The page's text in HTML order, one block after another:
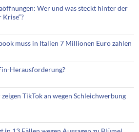
Wer und was steckt hinter der
muss in Italien 7 Millionen Euro zahlen
Herausforderung?
TikTok an wegen Schleichwerbung